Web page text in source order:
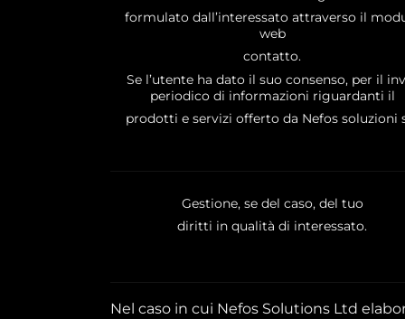
formulato dall’interessato attraverso il
web
contatto.
Se l’utente ha dato il suo consenso, per il
periodico di informazioni riguardanti il
prodotti e servizi offerto da Nefos soluzioni
Gestione, se del caso, del tuo
diritti in qualità di interessato.
Nel caso in cui Nefos Solutions Ltd